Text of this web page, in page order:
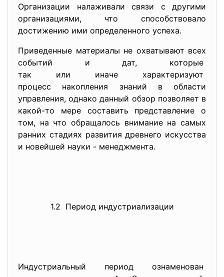
Организации налаживали связи с другими
организациями, что способствовало
достижению ими определенного успеха.
Приведенные материалы не охватывают всех
событий и дат, которые
так или иначе характеризуют
процесс накопления знаний в области
управления, однако данный обзор позволяет в
какой-то мере составить представление о
том, на что обращалось внимание на самых
ранних стадиях развития древнего искусства
и новейшей науки - менеджмента.
1.2 Период индустриализации
Индустриальный период ознаменован